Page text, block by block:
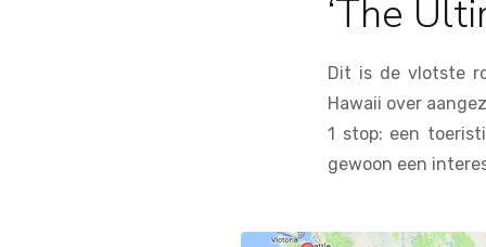
‘The
Dit is de vlotste
Hawaii over
1 stop: een
gewoon een